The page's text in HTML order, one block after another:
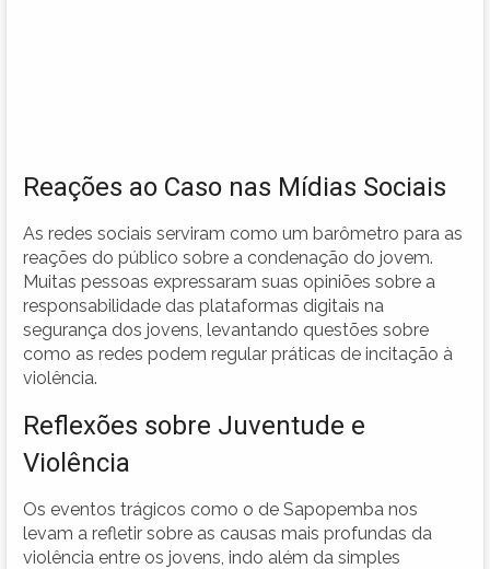
Reações ao Caso nas Mídias Sociais
As redes sociais serviram como um barômetro para as
reações do público sobre a condenação do jovem.
Muitas pessoas expressaram suas opiniões sobre a
responsabilidade das plataformas digitais na
segurança dos jovens, levantando questões sobre
como as redes podem regular práticas de incitação à
violência.
Reflexões sobre Juventude e
Violência
Os eventos trágicos como o de Sapopemba nos
levam a refletir sobre as causas mais profundas da
violência entre os jovens, indo além da simples